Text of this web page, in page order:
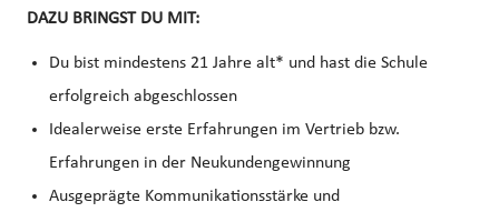
DAZU BRINGST DU MIT:
Du bist mindestens 21 Jahre alt* und hast die Schule
erfolgreich abgeschlossen
Idealerweise erste Erfahrungen im Vertrieb bzw.
Erfahrungen in der Neukundengewinnung
Ausgeprägte Kommunikationsstärke und